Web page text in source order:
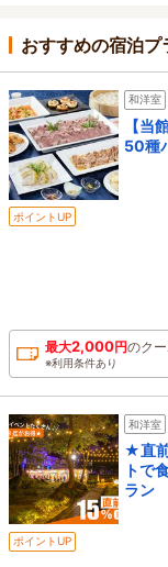
おすすめの宿泊プ
和洋室
【当
50種
ポイントUP
最大2,000円のク
※利用条件あり
和洋室
★直
トで
ラン
ポイントUP